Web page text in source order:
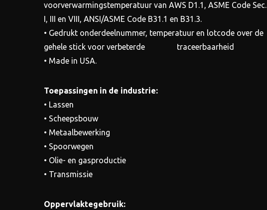
voorverwarmingstemperatuur van AWS D1.1, ASME Code Sec.
I, III en VIII, ANSI/ASME Code B31.1 en B31.3.
• Gedrukt onderdeelnummer, temperatuur en lotcode over de
gehele stick voor verbeterde traceerbaarheid
• Made in USA.
Toepassingen in de industrie:
• Lassen
• Scheepsbouw
• Metaalbewerking
• Spoorwegen
• Olie- en gasproductie
• Transmissie
Oppervlaktegebruik: